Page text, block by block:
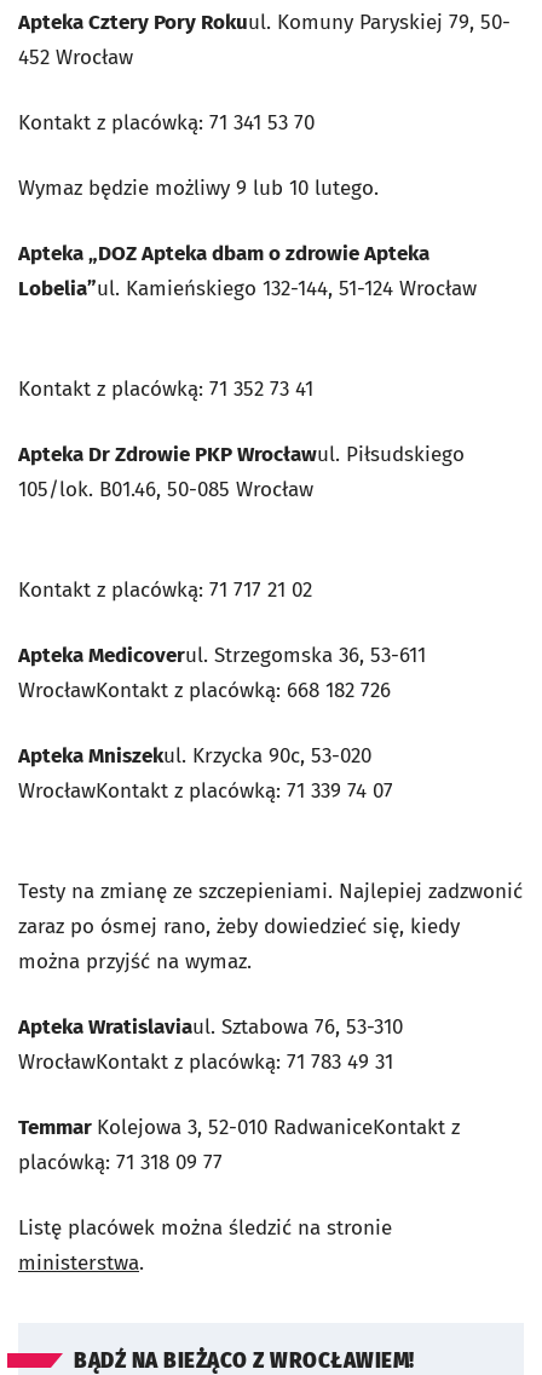
Apteka Cztery Pory Rokuul. Komuny Paryskiej 79, 50-
452 Wrocław
Kontakt z placówką: 71 341 53 70
Wymaz będzie możliwy 9 lub 10 lutego.
Apteka „DOZ Apteka dbam o zdrowie Apteka
Lobelia”ul. Kamieńskiego 132-144, 51-124 Wrocław
Kontakt z placówką: 71 352 73 41
Apteka Dr Zdrowie PKP Wrocławul. Piłsudskiego
105/lok. B01.46, 50-085 Wrocław
Kontakt z placówką: 71 717 21 02
Apteka Medicoverul. Strzegomska 36, 53-611
WrocławKontakt z placówką: 668 182 726
Apteka Mniszekul. Krzycka 90c, 53-020
WrocławKontakt z placówką: 71 339 74 07
Testy na zmianę ze szczepieniami. Najlepiej zadzwonić
zaraz po ósmej rano, żeby dowiedzieć się, kiedy
można przyjść na wymaz.
Apteka Wratislaviaul. Sztabowa 76, 53-310
WrocławKontakt z placówką: 71 783 49 31
Temmar Kolejowa 3, 52-010 RadwaniceKontakt z
placówką: 71 318 09 77
Listę placówek można śledzić na stronie
ministerstwa.
BĄDŹ NA BIEŻĄCO Z WROCŁAWIEM!